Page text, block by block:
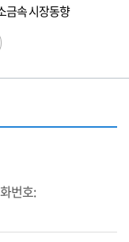
금속 시장동향
번호: